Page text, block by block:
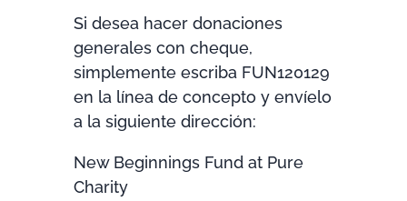
Si desea hacer donaciones
generales con cheque,
simplemente escriba FUN120129
en la línea de concepto y envíelo
a la siguiente dirección:
New Beginnings Fund at Pure
Charity